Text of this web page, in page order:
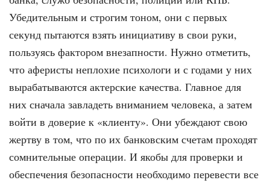
Убедительным и строгим тоном, они с первых
секунд пытаются взять инициа­тиву в свои руки,
пользуясь фактором внезапности. Нужно отметить,
что афе­ристы неплохие психологи и с годами у них
вырабатываются актерские качест­ва. Главное для
них сначала завладеть вниманием человека, а затем
войти в доверие к «клиенту». Они убеждают свою
жертву в том, что по их банковским счетам проходят
сомнительные опера­ции. И якобы для проверки и
обеспече­ния безопасности необходимо переве­сти все